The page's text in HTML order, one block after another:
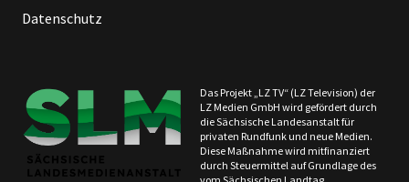
Datenschutz
Das Projekt „LZ TV“ (LZ Television) der
LZ Medien GmbH wird gefördert durch
die Sächsische Landesanstalt für
privaten Rundfunk und neue Medien.
Diese Maßnahme wird mitfinanziert
durch Steuermittel auf Grundlage des